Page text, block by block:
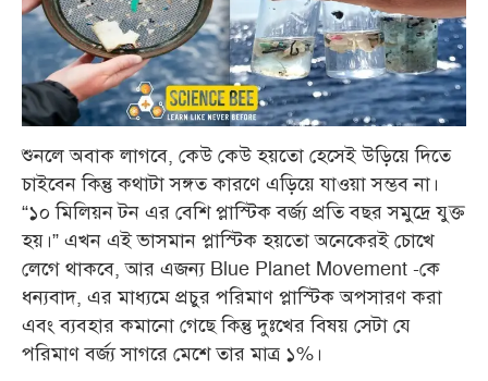
শুনলে অবাক লাগবে, কেউ কেউ হয়তো হেসেই উড়িয়ে দিতে
চাইবেন কিন্তু কথাটা সঙ্গত কারণে এড়িয়ে যাওয়া সম্ভব না।
“১০ মিলিয়ন টন এর বেশি প্লাস্টিক বর্জ্য প্রতি বছর সমুদ্রে যুক্ত
হয়।” এখন এই ভাসমান প্লাস্টিক হয়তো অনেকেরই চোখে
লেগে থাকবে, আর এজন্য Blue Planet Movement -কে
ধন্যবাদ, এর মাধ্যমে প্রচুর পরিমাণ প্লাস্টিক অপসারণ করা
এবং ব্যবহার কমানো গেছে কিন্তু দুঃখের বিষয় সেটা যে
পরিমাণ বর্জ্য সাগরে মেশে তার মাত্র ১%।